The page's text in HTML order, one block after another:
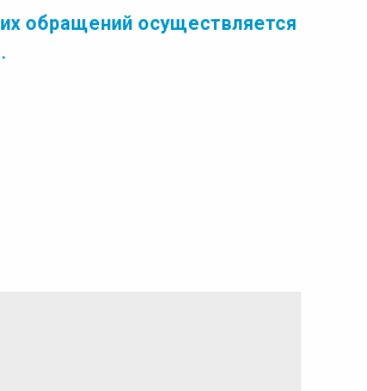
обращений осуществляется